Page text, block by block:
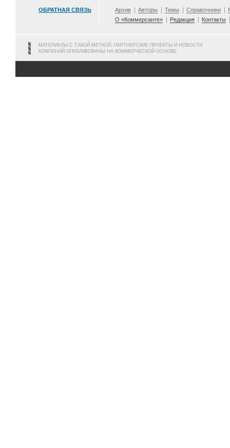
ОБРАТНАЯ СВЯЗЬ Архив Авторы Темы Справочники
О «Коммерсанте»
Редакция Контакты
МАТЕРИАЛЫ С ТАКОЙ МЕТКОЙ, ПАРТНЕРСКИЕ ПРОЕКТЫ И НОВОСТИ
КОМПАНИЙ ОПУБЛИКОВАНЫ НА КОММЕРЧЕСКОЙ ОСНОВЕ